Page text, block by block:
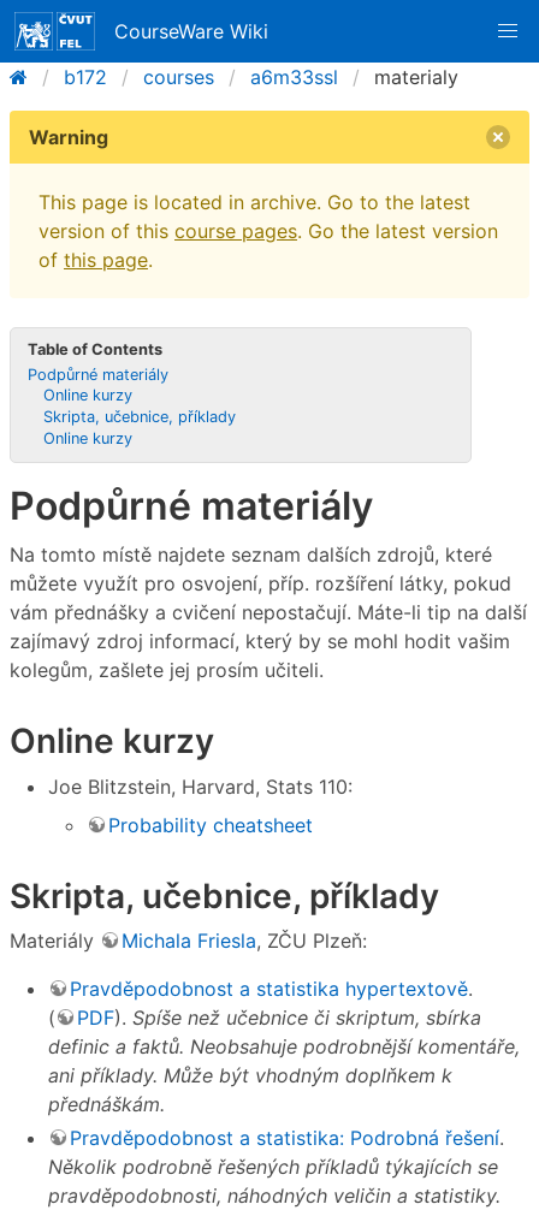
CourseWare Wiki
b172
courses a6m33ssl materialy
Warning
This page is located in archive. Go to the latest
version of this course pages. Go the latest version
of this page.
Table of Contents
Podpůrné materiály
Online kurzy
Skripta, učebnice, příklady
Online kurzy
Podpůrné materiály
Na tomto místě najdete seznam dalších zdrojů, které
můžete využít pro osvojení, příp. rozšíření látky, pokud
vám přednášky a cvičení nepostačují. Máte-li tip na další
zajímavý zdroj informací, který by se mohl hodit vašim
kolegům, zašlete jej prosím učiteli.
Online kurzy
Joe Blitzstein, Harvard, Stats 110:
Probability cheatsheet
Skripta, učebnice, příklady
Materiály Michala Friesla, ZČU Plzeň:
Pravděpodobnost a statistika hypertextově.
(
PDF). Spíše než učebnice či skriptum, sbírka
definic a faktů. Neobsahuje podrobnější komentáře,
ani příklady. Může být vhodným doplňkem k
přednáškám.
Pravděpodobnost a statistika: Podrobná řešení.
Několik podrobně řešených příkladů týkajících se
pravděpodobnosti, náhodných veličin a statistiky.